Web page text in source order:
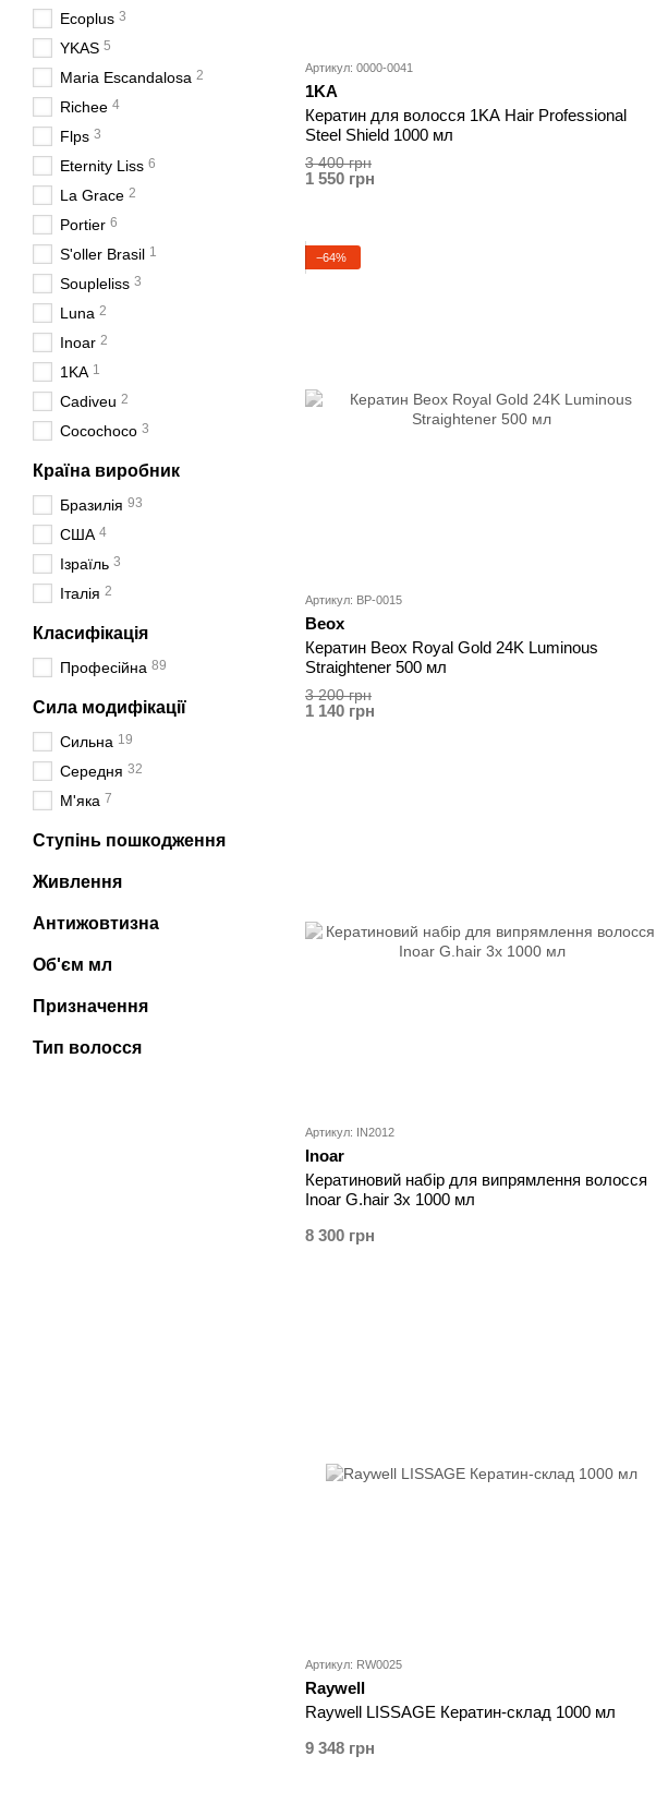
Артикул: 0000-0041
1KA
Кератин для волосся 1KA Hair Professional
Steel Shield 1000 мл
3 400 грн
1 550 грн
−64%
Артикул: BP-0015
Beox
Кератин Beox Royal Gold 24K Luminous
Straightener 500 мл
3 200 грн
1 140 грн
Артикул: IN2012
Inoar
Кератиновий набір для випрямлення волосся
Inoar G.hair 3x 1000 мл
8 300 грн
Артикул: RW0025
Raywell
Raywell LISSAGE Кератин-склад 1000 мл
9 348 грн
Ecoplus 3
YKAS 5
Maria Escandalosa 2
Richee 4
Flps 3
Eternity Liss 6
La Grace 2
Portier 6
S'oller Brasil 1
Soupleliss 3
Luna 2
Inoar 2
1KA 1
Cadiveu 2
Cocochoco 3
Країна виробник
Бразилія 93
США 4
Ізраїль 3
Італія 2
Класифікація
Професійна 89
Сила модифікації
Сильна 19
Середня 32
М'яка 7
Ступінь пошкодження
Живлення
Антижовтизна
Об'єм мл
Призначення
Тип волосся